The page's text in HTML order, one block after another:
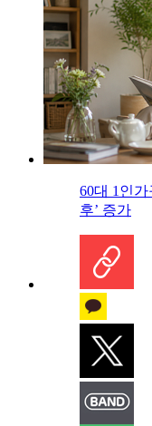
60대 1인가
후’ 증가